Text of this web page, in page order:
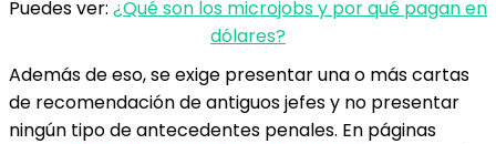
Puedes ver: ¿Qué son los microjobs y por qué pagan en
dólares?
Además de eso, se exige presentar una o más cartas
de recomendación de antiguos jefes y no presentar
ningún tipo de antecedentes penales. En páginas